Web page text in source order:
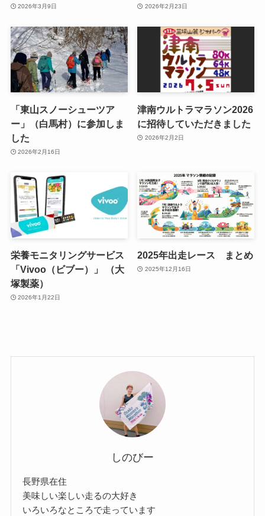
2026年3月9日 2026年2月23日
「東山スノーシューツア
ー」（白馬村）に参加しま
した
2026年2月16日
津南ウルトラマラソン2026
に招待していただきました
2026年2月2日
栄養モニタリングサービス
「Vivoo（ビブー）」 （大
塚製薬）
2026年1月22日
2025年出走レース まとめ
2025年12月16日
しのびー
長野県在住
美味しい楽しい走るの大好き
いろいろなところで走っています